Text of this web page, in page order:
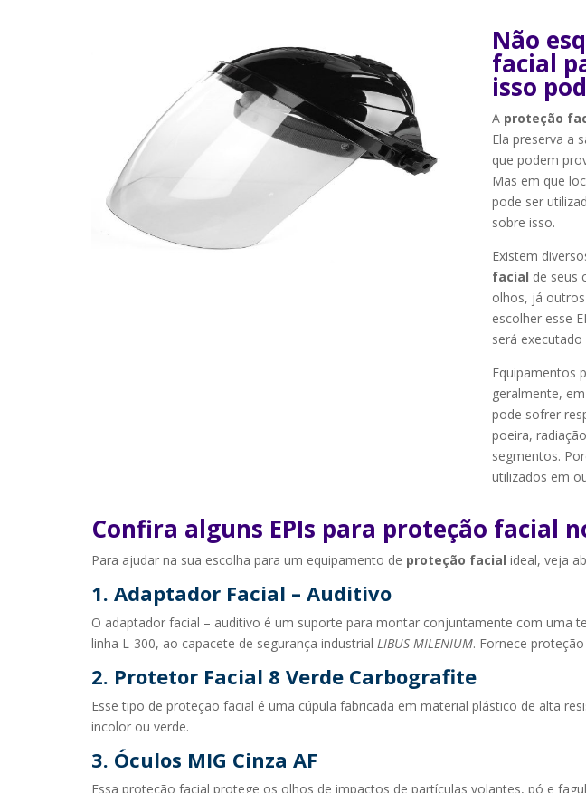
Não
facial
isso
A proteção
Ela preserva a
que podem
Mas em que
pode ser
sobre isso.
Existem
facial de seus
olhos, já
escolher esse
será
Equipamentos
geralmente,
pode sofrer
poeira,
segmentos.
utilizados em
Confira alguns EPIs para proteção facial
Para ajudar na sua escolha para um equipamento de proteção facial ideal, veja
1. Adaptador Facial – Auditivo
O adaptador facial – auditivo é um suporte para montar conjuntamente com uma
linha L-300, ao capacete de segurança industrial LIBUS MILENIUM. Fornece
2. Protetor Facial 8 Verde Carbografite
Esse tipo de proteção facial é uma cúpula fabricada em material plástico de alta
incolor ou verde.
3. Óculos MIG Cinza AF
Essa proteção facial protege os olhos de impactos de partículas volantes, pó e